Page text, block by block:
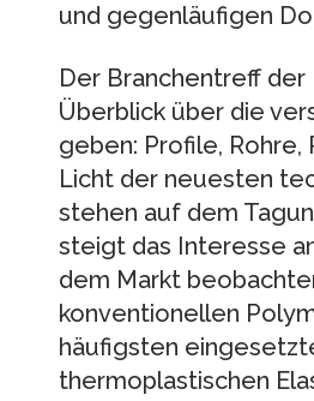
und gegenläufigen
Der Branchentreff
Überblick über die
geben: Profile,
Licht der neuesten
stehen auf dem
steigt das Interesse
dem Markt
konventionellen
häufigsten
thermoplastischen